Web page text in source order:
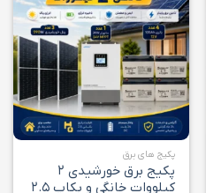
افزودن
به
علاقه
مندی
ها
پکیج های برق
پکیج برق خورشیدی ۲
کیلووات خانگی و بکاپ ۲.۵